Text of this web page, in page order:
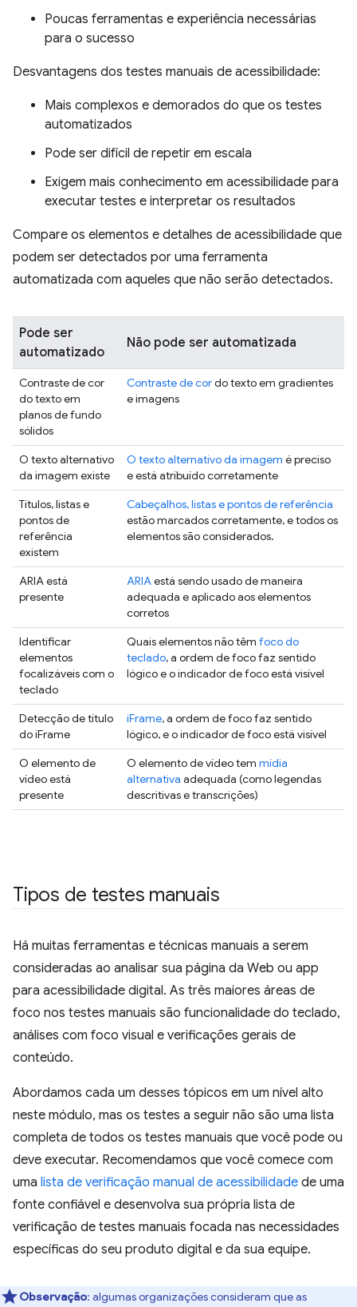
Poucas ferramentas e experiência necessárias
para o sucesso
Desvantagens dos testes manuais de acessibilidade:
Mais complexos e demorados do que os testes
automatizados
Pode ser difícil de repetir em escala
Exigem mais conhecimento em acessibilidade para
executar testes e interpretar os resultados
Compare os elementos e detalhes de acessibilidade que
podem ser detectados por uma ferramenta
automatizada com aqueles que não serão detectados.
Pode ser
automatizado
Não pode ser automatizada
Contraste de cor
do texto em
planos de fundo
sólidos
Contraste de cordo texto em gradientes
e imagens
O texto alternativo
da imagem existe
O texto alternativo da imagem é preciso
e está atribuído corretamente
Títulos, listas e
pontos de
referência
existem
Cabeçalhos, listas e pontos de referência
estão marcados corretamente, e todos os
elementos são considerados.
ARIA está
presente
ARIAestá sendo usado de maneira
adequada e aplicado aos elementos
corretos
Identificar
elementos
focalizáveis com o
teclado
Quais elementos não têm foco do
teclado, a ordem de foco faz sentido
lógico e o indicador de foco está visível
Detecção de título
do iFrame
iFrame, a ordem de foco faz sentido
lógico, e o indicador de foco está visível
O elemento de
vídeo está
presente
O elemento de vídeo tem mídia
alternativa adequada (como legendas
descritivas e transcrições)
Tipos de testes manuais
Há muitas ferramentas e técnicas manuais a serem
consideradas ao analisar sua página da Web ou app
para acessibilidade digital. As três maiores áreas de
foco nos testes manuais são funcionalidade do teclado,
análises com foco visual e verificações gerais de
conteúdo.
Abordamos cada um desses tópicos em um nível alto
neste módulo, mas os testes a seguir não são uma lista
completa de todos os testes manuais que você pode ou
deve executar. Recomendamos que você comece com
uma lista de verificação manual de acessibilidade de uma
fonte confiável e desenvolva sua própria lista de
verificação de testes manuais focada nas necessidades
específicas do seu produto digital e da sua equipe.
Observação: algumas organizações consideram que as